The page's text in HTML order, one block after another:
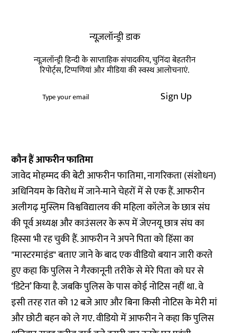
न्यूज़लॉन्ड्री डाक
न्यूज़लॉन्ड्री हिन्दी के साप्ताहिक संपादकीय, चुनिंदा बेहतरीन
रिपोर्ट्स, टिप्पणियां और मीडिया की स्वस्थ आलोचनाएं.
Sign Up
कौन हैं आफरीन फातिमा
जावेद मोहम्मद की बेटी आफरीन फातिमा, नागरिकता (संशोधन)
अधिनियम के विरोध में जाने-माने चेहरों में से एक हैं. आफरीन
अलीगढ़ मुस्लिम विश्वविद्यालय की महिला कॉलेज के छात्र संघ
की पूर्व अध्यक्ष और काउंसलर के रूप में जेएनयू छात्र संघ का
हिस्सा भी रह चुकी हैं. आफरीन ने अपने पिता को हिंसा का
"मास्टरमाइंड" बताए जाने के बाद एक वीडियो बयान जारी करते
हुए कहा कि पुलिस ने गैरकानूनी तरीके से मेरे पिता को घर से
‘डिटेन’ किया है. जबकि पुलिस के पास कोई नोटिस नहीं था. वे
इसी तरह रात को 12 बजे आए और बिना किसी नोटिस के मेरी मां
और छोटी बहन को ले गए. वीडियो में आफरीन ने कहा कि पुलिस